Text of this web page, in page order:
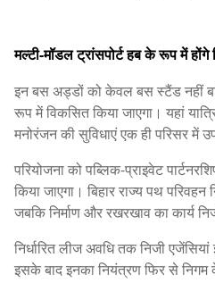
मल्टी-मॉडल ट्रांसपोर्ट हब के रूप में होंगे
इन बस अड्डों को केवल बस स्टैंड नहीं
रूप में विकसित किया जाएगा। यहां
मनोरंजन की सुविधाएं एक ही परिसर में
परियोजना को पब्लिक-प्राइवेट
किया जाएगा। बिहार राज्य पथ
जबकि निर्माण और रखरखाव का कार्य
निर्धारित लीज अवधि तक निजी
इसके बाद इनका नियंत्रण फिर से निगम